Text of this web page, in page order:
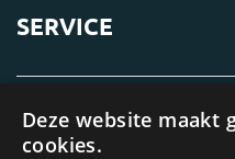
SERVICE
Deze website maakt
cookies.